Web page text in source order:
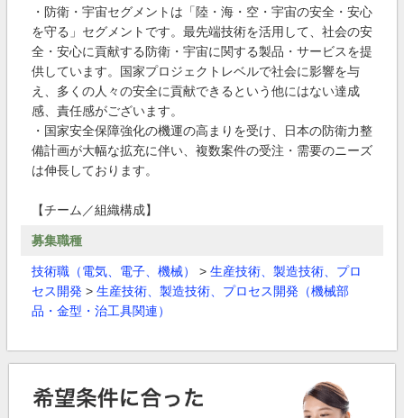
・防衛・宇宙セグメントは「陸・海・空・宇宙の安全・安心
を守る」セグメントです。最先端技術を活用して、社会の安
全・安心に貢献する防衛・宇宙に関する製品・サービスを提
供しています。国家プロジェクトレベルで社会に影響を与
え、多くの人々の安全に貢献できるという他にはない達成
感、責任感がございます。
・国家安全保障強化の機運の高まりを受け、日本の防衛力整
備計画が大幅な拡充に伴い、複数案件の受注・需要のニーズ
は伸長しております。
【チーム／組織構成】
募集職種
技術職（電気、電子、機械） > 生産技術、製造技術、プロ
セス開発 > 生産技術、製造技術、プロセス開発（機械部
品・金型・治工具関連）